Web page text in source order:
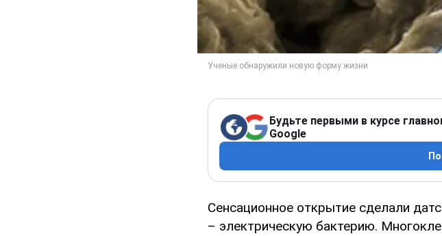
Будьте первыми в курсе
Google
Сенсационное открытие сделали
– электрическую бактерию.